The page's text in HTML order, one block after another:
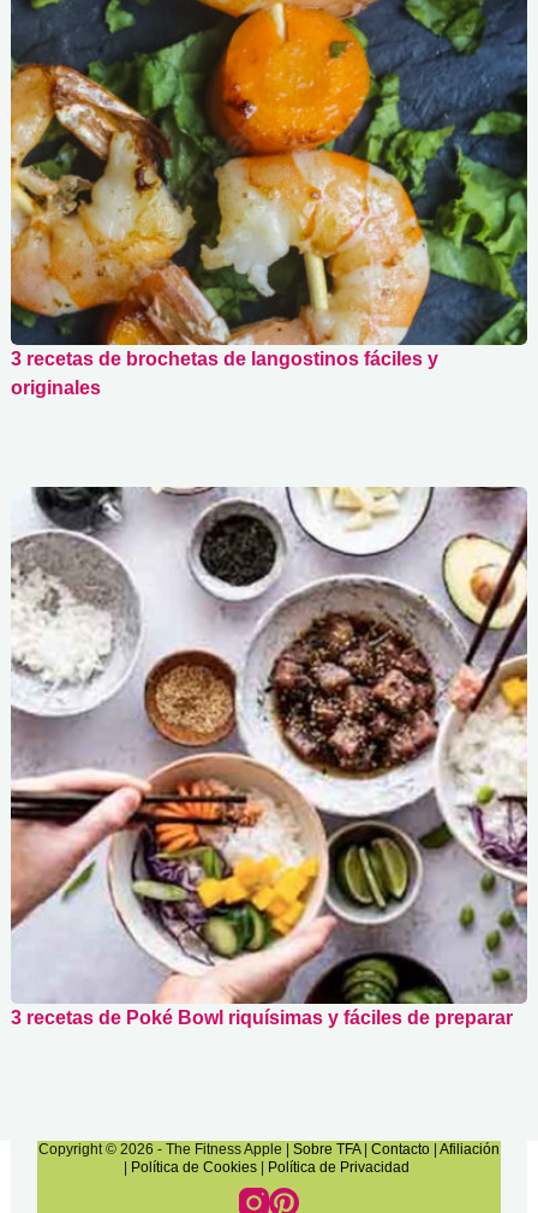
3 recetas de brochetas de langostinos fáciles y
originales
3 recetas de Poké Bowl riquísimas y fáciles de preparar
Copyright © 2026 - The Fitness Apple Sobre TFA| Contacto| Afiliación
Política de Cookies Política de Privacidad